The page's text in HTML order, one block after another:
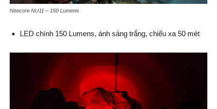
Nitecore NU11 – 150 Lumens
LED chính 150 Lumens, ánh sáng trắng, chiếu xa 50 mét